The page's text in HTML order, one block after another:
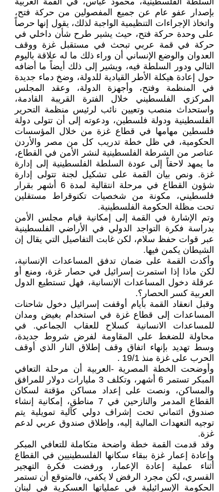
بإصدار عفو عام عن جميع المفصولين من حركة فتح،
واتخاذ الإجراءات التنظيمية الواجبة لذلك، يقول إنها حرصاً
على وحدة حركة فتح، حيث يشير طرح شأن داخلي في
حركة في قمة عربي تبحث في مستقبل غزة ووقف
العدوان والوضع الإنساني أن وراء ذلك ما له علاقة باليوم
التالي ودور السلطة فيه، ويشير إلى ذلك أيضاً ما أضافه
حول إعادة هيكلة الأطر القيادية للدولة، وضخ دماء جديدة
في المنظمة وفتح، وأجهزة الدولة، وعقد المجلس
المركزي الفلسطيني خلال الفترة القريبة القادمة،
واستحداث منصب وتعيين نائب لرئيس منظمة التحرير
الفلسطينية ودولة فلسطين، ودعوته إلى أن تتولى دولة
فلسطين مهامها في قطاع غزة من خلال المؤسسات
الحكومية، في ظل خطة تدريب كل من مصر والأردن
عناصر من الشرطة الفلسطينية لنشر الأمن في القطاع،
ما يمهد لاحقاً إلى عودة السلطة الفلسطينية إلى إدارة
غزة. ونص بيان القمة على تشكيل لجنة تتولى إدارة
شؤون القطاع في مرحلة انتقالية لمدة 6 أشهر بقرار
فلسطيني، مكونة من شخصيات تكنوقراط مستقلين
تحت مظلة الحكومة الفلسطينية.
وتم الإشارة في القمة إلى إمكانية قيام مجلس الأمن
بدراسة فكرة التواجد الدولي في الأراضي الفلسطينية
عبر قوات حفظ سلام، لكن غابت التفاصيل التي يقال إن
الشيطان يكمن فيها.
وأكدت القمة على ضمان تدفق المساعدات الإنسانية،
لكن ماذا إذا استمرت إسرائيل في حصار غزة، ومنع أو
عرقلة دخول المساعدات الإنسانية، فهل تستطيع الدول
العربية كسر الحصار؟.
وقبل انعقاد القمة بأيام أوقفت إسرائيل دخول شاحنات
المساعدات إلى قطاع غزة في استخدام بغيض ومدان
للمساعدات الانسانية كسلاح للعقاب الجماعي. في
محاولة للضغط على المقاومة لفرض شروط جديدة،
وسط تهديد بإنهاء اتفاق وقف إطلاق النار الذي أوقف
الحرب على غزة منذ 19/1 .
وأوضحت الخطة المصرية -العربية أن مرحلة التعافي
المبكر تستمر 6 أشهر، وتكلف 3 مليارات دولار للمرافق
والمساكن، ونصت على إعداد مساكن مؤقتة لسكان
القطاع المدمر والنازحين في 7 مناطق، إمكانية إنشاء
صندوق ائتماني تحت إشراف دولي كآلية تمويلية يتم
توجيه التعهدات المالية إليه، وإطلاق صندوق عربي لدعم
غزة.
وقد قدمت القمة خطة واضحة متكاملة للتعافي المبكر
وإعادة إعمار غزة ببقاء سكانها الفلسطينيين في القطاع
أثناء عملية إعادة الإعمار، ورفضت فكرة التهجير
القسري، لكن مجرد الرفض لا يكفي، فالمتوقع أن تستمر
الحكومة الإسرائيلية في عملياتها العسكرية في لبنان